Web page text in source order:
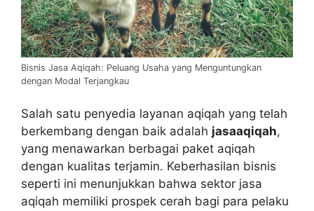
Bisnis Jasa Aqiqah: Peluang Usaha yang Menguntungkan
dengan Modal Terjangkau
Salah satu penyedia layanan aqiqah yang telah
berkembang dengan baik adalah jasaaqiqah,
yang menawarkan berbagai paket aqiqah
dengan kualitas terjamin. Keberhasilan bisnis
seperti ini menunjukkan bahwa sektor jasa
aqiqah memiliki prospek cerah bagi para pelaku